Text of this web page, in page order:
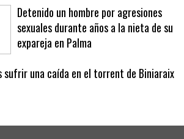
Joaquina Ferrer
Detenido un hombre por agresiones
sexuales durante años a la nieta de su
expareja en Palma